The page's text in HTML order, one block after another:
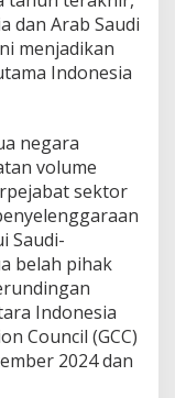
dan Arab Saudi
menjadikan
Indonesia
negara
volume
sektor
Saudi-
belah pihak
Indonesia
Council (GCC)
2024 dan